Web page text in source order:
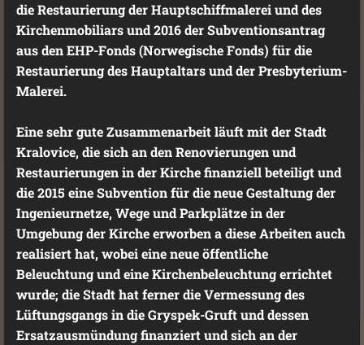
die Restaurierung der Hauptschiffmalerei und des
Kirchenmobiliars und 2016 der Subventionsantrag
aus den EHP-Fonds (Norwegische Fonds) für die
Restaurierung des Hauptaltars und der Presbyterium-
Malerei.
Eine sehr gute Zusammenarbeit läuft mit der Stadt
Kralovice, die sich an den Renovierungen und
Restaurierungen in der Kirche finanziell beteiligt und
die 2015 eine Subvention für die neue Gestaltung der
Ingenieurnetze, Wege und Parkplätze in der
Umgebung der Kirche erworben a diese Arbeiten auch
realisiert hat, wobei eine neue öffentliche
Beleuchtung und eine Kirchenbeleuchtung errichtet
wurde; die Stadt hat ferner die Vermessung des
Lüftungsgangs in die Gryspek-Gruft und dessen
Ersatzausmündung finanziert und sich an der